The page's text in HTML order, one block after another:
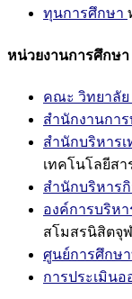
ทุนการศึกษา
หน่วยงานการศึกษา
คณะ วิทยาลั
สำนักงานการ
สำนักบริหาร
เทคโนโลยีสา
สำนักบริหาร
องค์การบริห
สโมสรนิสิตจุ
ศูนย์การศึกษ
การประเมินอ